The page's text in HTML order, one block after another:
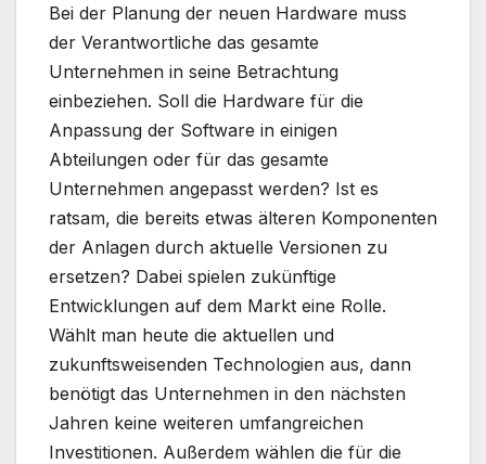
Bei der Planung der neuen Hardware muss
der Verantwortliche das gesamte
Unternehmen in seine Betrachtung
einbeziehen. Soll die Hardware für die
Anpassung der Software in einigen
Abteilungen oder für das gesamte
Unternehmen angepasst werden? Ist es
ratsam, die bereits etwas älteren Komponenten
der Anlagen durch aktuelle Versionen zu
ersetzen? Dabei spielen zukünftige
Entwicklungen auf dem Markt eine Rolle.
Wählt man heute die aktuellen und
zukunftsweisenden Technologien aus, dann
benötigt das Unternehmen in den nächsten
Jahren keine weiteren umfangreichen
Investitionen. Außerdem wählen die für die